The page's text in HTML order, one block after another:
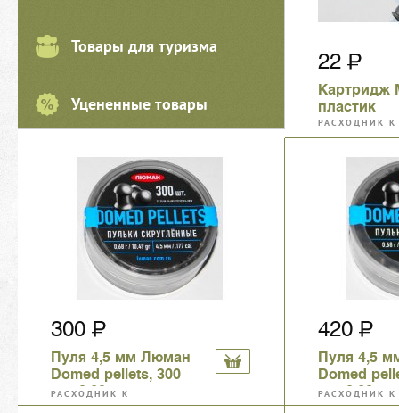
Товары для туризма
Уцененные товары
22
Картридж
пластик
РАСХОДНИК К
300
Пуля 4,5 мм Люман
Domed pellets, 300
шт, 0,68 гр
РАСХОДНИК К
ПНЕВМАТИЧЕСКИМ И
420
Пуля 4,5
Domed
шт, 0,68 гр
РАСХОДНИК К